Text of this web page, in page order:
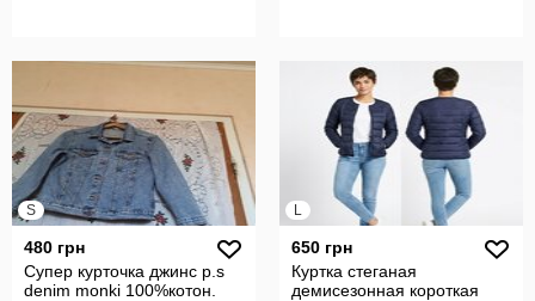
S
480 грн
Супер курточка джинс р.s
denim monki 100%котон.
L
650 грн
Куртка стеганая
демисезонная короткая